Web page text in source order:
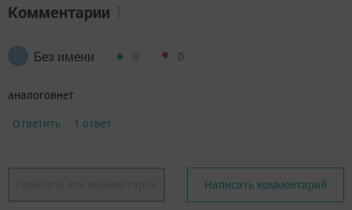
Комментарии
Без имени 0 0
аналоговнет
Ответить
1 ответ
Написать комментарий